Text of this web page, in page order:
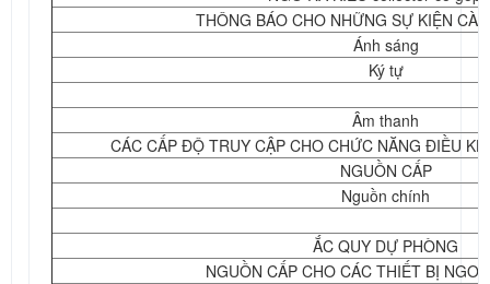
THÔNG BÁO CHO NHỮNG SỰ KIỆN CÀI
Ánh sáng
Ký tự
Âm thanh
CÁC CẤP ĐỘ TRUY CẬP CHO CHỨC NĂNG ĐIỀU
NGUỒN CẤP
Nguồn chính
ẮC QUY DỰ PHÒNG
NGUỒN CẤP CHO CÁC THIẾT BỊ